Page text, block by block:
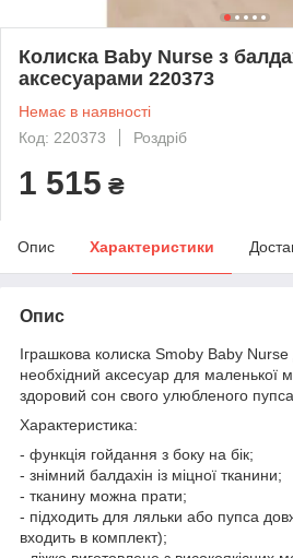
Колиска Baby Nurse з
аксесуарами 220373
Немає в наявності
Код: 220373
Роздріб
1 515 ₴
Опис Характеристики
Опис
Іграшкова колиска Smoby Baby
необхідний аксесуар для маленької
здоровий сон свого улюбленого
Характеристика:
- функція гойдання з боку на бік;
- знімний балдахін із міцної тканини;
- тканину можна прати;
- підходить для ляльки або пупса
входить в комплект);